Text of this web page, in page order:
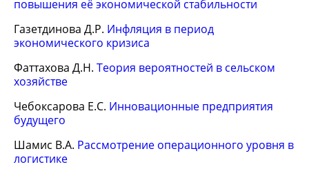
повышения её экономической стабильности
Газетдинова Д.Р. Инфляция в период
экономического кризиса
Фаттахова Д.Н. Теория вероятностей в сельском
хозяйстве
Чебоксарова Е.С. Инновационные предприятия
будущего
Шамис В.А. Рассмотрение операционного уровня в
логистике